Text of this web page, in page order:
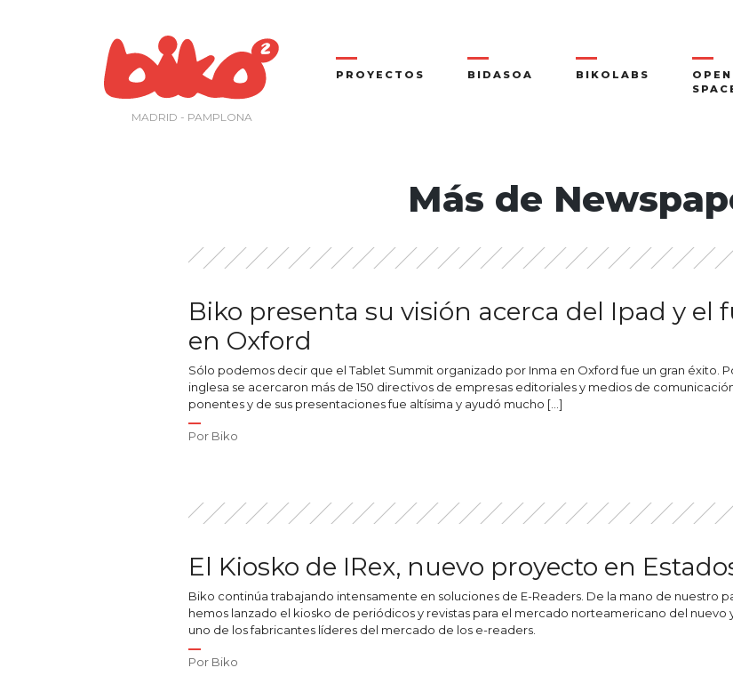
MADRID - PAMPLONA
PROYECTOS BIDASOA BIKOLABS
OPEN
Más de
Biko presenta su visión acerca del Ipad y el
en Oxford
Sólo podemos decir que el Tablet Summit organizado por Inma en Oxford fue un gran éxito.
inglesa se acercaron más de 150 directivos de empresas editoriales y medios de
ponentes y de sus presentaciones fue altísima y ayudó mucho […]
Por Biko
El Kiosko de IRex, nuevo proyecto en
Biko continúa trabajando intensamente en soluciones de E-Readers. De la mano de nuestro
hemos lanzado el kiosko de periódicos y revistas para el mercado norteamericano del nuevo
uno de los fabricantes líderes del mercado de los e-readers.
Por Biko